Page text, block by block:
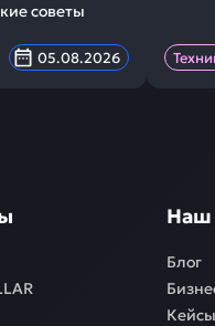
советы
05.08.2026
Наш
Блог